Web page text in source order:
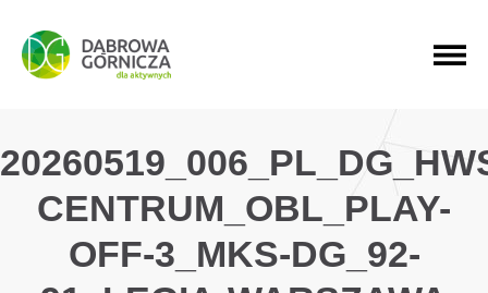
PRZEJDŹ DO MENU GŁÓWNEGO
PRZEJDŹ DO WYSZUKIWARKI
PRZEJDŹ DO TREŚCI
CENTRUM_OBL_PLAY-
OFF-3_MKS-DG_92-